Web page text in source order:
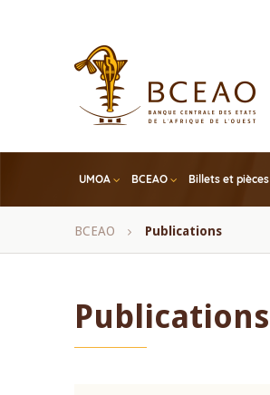
UMOA BCEAO Billets et pièces
Fil
BCEAO Publications
Publications